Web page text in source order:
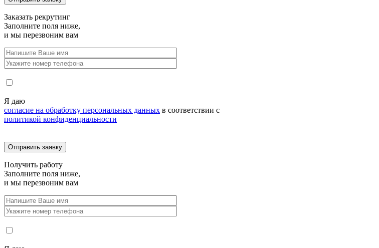
Заказать рекрутинг
Заполните поля ниже,
и мы перезвоним вам
Я даю
согласие на обработку персональных данных в соответствии с
политикой конфиденциальности
Получить работу
Заполните поля ниже,
и мы перезвоним вам